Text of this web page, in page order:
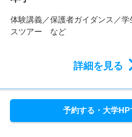
体験講義／保護者ガイダンス／
スツアー など
詳細を見る
予約する・大学HP